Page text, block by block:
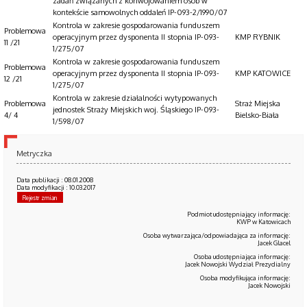
kontekście samowolnych oddaleń IP-093-2/1990/07
Problemowa
11 /21
Kontrola w zakresie gospodarowania funduszem
operacyjnym przez dysponenta II stopnia IP-093-
1/275/07
KMP RYBNIK
Problemowa
12 /21
Kontrola w zakresie gospodarowania funduszem
operacyjnym przez dysponenta II stopnia IP-093-
1/275/07
KMP KATOWICE
Problemowa
4/ 4
Kontrola w zakresie działalności wytypowanych
jednostek Straży Miejskich woj. Śląskiego IP-093-
1/598/07
Straż Miejska
Bielsko-Biała
Metryczka
Data publikacji : 08.01.2008
Data modyfikacji : 10.03.2017
Rejestr zmian
Podmiot udostępniający informację:
KWP w Katowicach
Osoba wytwarzająca/odpowiadająca za informację:
Jacek Glacel
Osoba udostępniająca informację:
Jacek Nowojski Wydział Prezydialny
Osoba modyfikująca informację:
Jacek Nowojski